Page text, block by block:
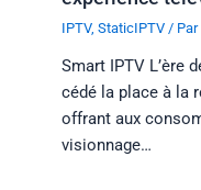
IPTV,StaticIPTV / Par
Smart IPTV L’ère
cédé la place à la
offrant aux
visionnage…